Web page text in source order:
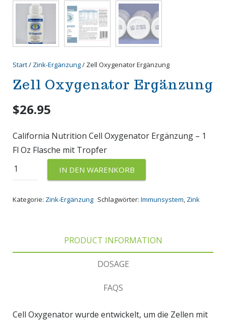
Start/ Zink-Ergänzung/ Zell Oxygenator Ergänzung
Zell Oxygenator Ergänzung
$26.95
California Nutrition Cell Oxygenator Ergänzung – 1
Fl Oz Flasche mit Tropfer
Zell
Oxygenator
Menge
IN DEN WARENKORB
Kategorie: Zink-Ergänzung Schlagwörter: Immunsystem, Zink
PRODUCT INFORMATION
DOSAGE
FAQS
Cell Oxygenator wurde entwickelt, um die Zellen mit